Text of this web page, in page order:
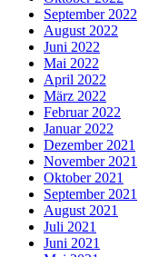
September 2022
August 2022
Juni 2022
Mai 2022
April 2022
März 2022
Februar 2022
Januar 2022
Dezember 2021
November 2021
Oktober 2021
September 2021
August 2021
Juli 2021
Juni 2021